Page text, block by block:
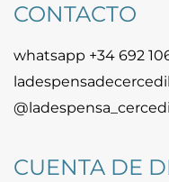
CONTACTO
whatsapp +34 692 106
CUENTA DE